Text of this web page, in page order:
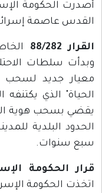
أصدرت الحكومة
القدس عاصمة
القرار 88/282
معيار جديد لسحب
الحياة" الذي
يقضي بسحب هوية
الحدود البلدية
سبع سنوات.
قرار الحكومة